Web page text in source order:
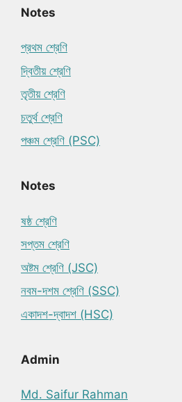
Notes
প্রথম শ্রেণি
দ্বিতীয় শ্রেণি
তৃতীয় শ্রেণি
চতুর্থ শ্রেণি
পঞ্চম শ্রেণি (PSC)
Notes
ষষ্ঠ শ্রেণি
সপ্তম শ্রেণি
অষ্টম শ্রেণি (JSC)
নবম-দশম শ্রেণি (SSC)
একাদশ-দ্বাদশ (HSC)
Admin
Md. Saifur Rahman